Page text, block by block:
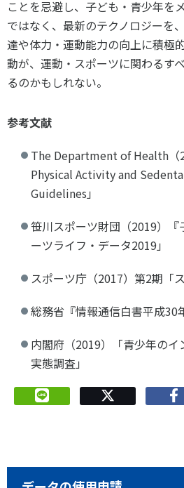
ことを忌避し、子ども・青少年を
ではなく、最新のテクノロジーを
達や体力・運動能力の向上に積極
動が、運動・スポーツに関わるす
るのかもしれない。
参考文献
The Department of Health （
Physical Activity and
Guidelines 」
笹川スポーツ財団（2019）『
ーツライフ・データ2019」
スポーツ庁（2017）第2期「
総務省『情報通信白書平成30
内閣府（2019）「青少年の
実態調査」